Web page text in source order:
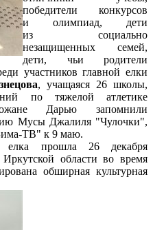
победители конкурсов
и олимпиад, дети
из социально
незащищенных семей,
дети, чьи родители
участников главной елки
, учащаяся 26 школы,
по тяжелой атлетике
Дарью запомнили
Мусы Джалиля "Чулочки",
ТВ" к 9 маю.
елка прошла 26 декабря
области во время
обширная культурная